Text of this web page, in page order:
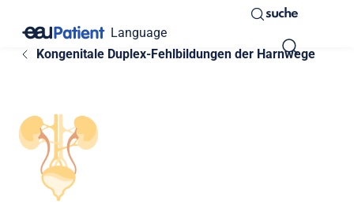
Language
suche
Kongenitale Duplex-Fehlbildungen der Harnwege